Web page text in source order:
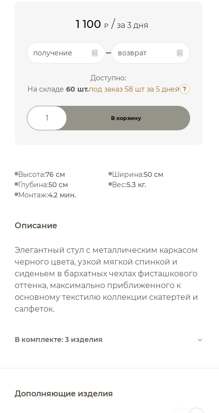
1 100 P / за 3 дня
получение возврат
Доступно:
На складе 60 шт.под заказ 58 штза 5 дней ?
Количество товара
В корзину
Высота:76 см Ширина:50 см
Глубина:50 см Вес:5.3 кг.
Монтаж:4.2 мин.
Описание
Элегантный стул с металлическим каркасом
черного цвета, узкой мягкой спинкой и
сиденьем в бархатных чехлах фисташкового
оттенка, максимально приближенного к
основному текстилю коллекции скатертей и
салфеток.
В комплекте: 3 изделия
Дополняющие изделия